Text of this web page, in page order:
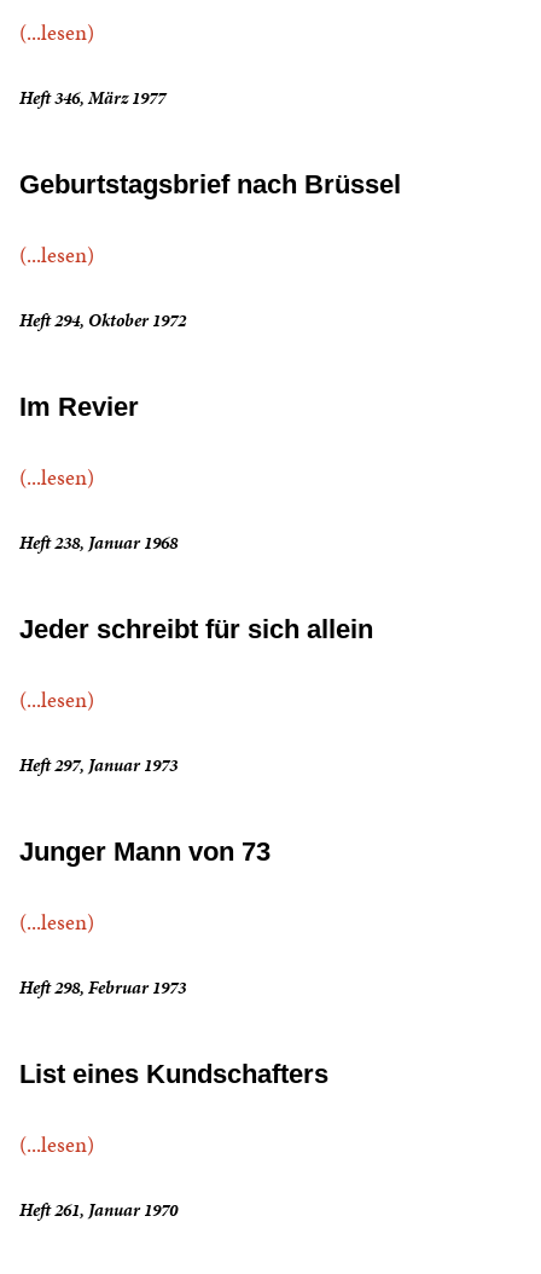
(...lesen)
Heft 346, März 1977
Geburtstagsbrief nach Brüssel
(...lesen)
Heft 294, Oktober 1972
Im Revier
(...lesen)
Heft 238, Januar 1968
Jeder schreibt für sich allein
(...lesen)
Heft 297, Januar 1973
Junger Mann von 73
(...lesen)
Heft 298, Februar 1973
List eines Kundschafters
(...lesen)
Heft 261, Januar 1970